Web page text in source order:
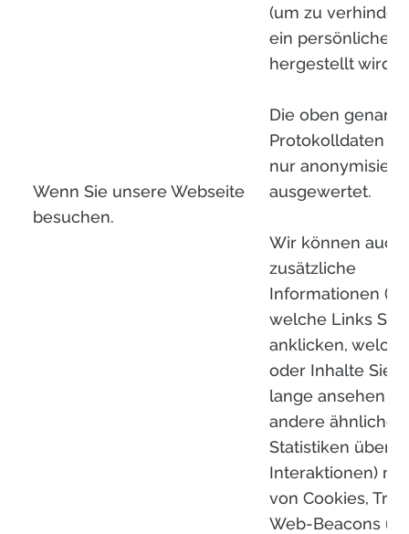
Wenn Sie unsere Webseite
besuchen.
(um zu
ein persönlicher
hergestellt wird)
Die oben
Protokolldaten
nur anonymisiert
ausgewertet.
Wir können auch
zusätzliche
Informationen (z.
welche Links Sie
anklicken,
oder Inhalte Sie
lange ansehen
andere ähnliche
Statistiken über
Interaktionen)
von Cookies,
Web-Beacons